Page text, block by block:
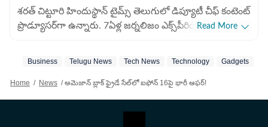
శరత్​ చిట్టూరి హిందుస్థాన్ టైమ్స్ తెలుగులో డిప్యూటీ చీఫ్​ కంటెంట్
ప్రొడ్యూసర్‌గా ఉన్నారు. 7ఏళ్ల జర్నలిజం ఎక్స్​పీరియెన్స్​తో ఇక్కడ
అదుకున్నారు. గతంలో ఈటీవీ భారత్​లో కంటెంట్ రైటర్‌గా పని
రాసేవారు. ఏ అంశమైనా సరళంగా, చదివేందుకు సులభంగా ఉండే
Read More
Business Telugu News Tech News Technology Gadgets
Home / News / అమెజాన్​ బ్లాక్​ ఫ్రైడే సేల్​లో ఐఫోన్​ 16పై భారీ ఆఫర్​!